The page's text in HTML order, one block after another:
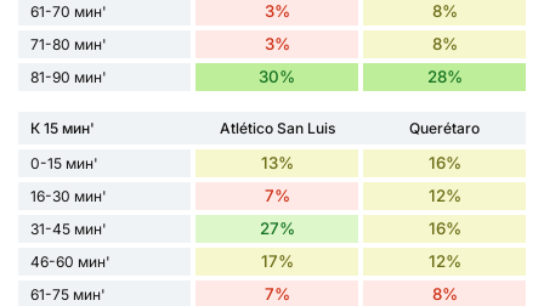
61-70 мин' 3% 8%
71-80 мин' 3% 8%
81-90 мин' 30% 28%
К 15 мин' Atlético San Luis
Querétaro
0-15 мин'
13% 16%
16-30 мин' 7% 12%
31-45 мин' 27% 16%
46-60 мин' 17% 12%
61-75 мин' 7% 8%